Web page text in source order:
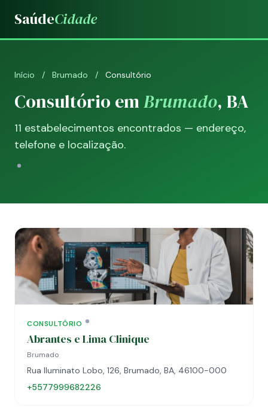
SaúdeCidade
Início / Brumado / Consultório
Consultório emBrumado, BA
11 estabelecimentos encontrados — endereço,
telefone e localização.
CONSULTÓRIO
Abrantes e Lima Clinique
Brumado
Rua Iluminato Lobo, 126, Brumado, BA, 46100-000
+5577999682226